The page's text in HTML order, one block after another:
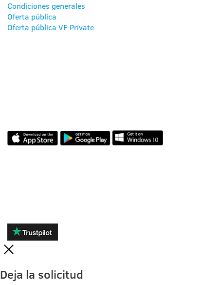
Condiciones generales
Oferta pública
Oferta pública VF Private
Deja la solicitud